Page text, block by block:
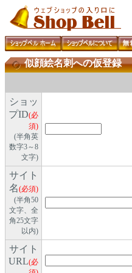
似顔絵名刺への仮登録
ショッ
プID(必
須)
(半角英
数字3～8
文字)
サイト
名(必須)
(半角50
文字、全
角25文字
以内)
サイト
URL(必